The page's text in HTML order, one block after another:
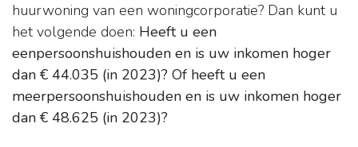
huurwoning van een woningcorporatie? Dan kunt u
het volgende doen: Heeft u een
eenpersoonshuishouden en is uw inkomen hoger
dan € 44.035 (in 2023)? Of heeft u een
meerpersoonshuishouden en is uw inkomen hoger
dan € 48.625 (in 2023)?